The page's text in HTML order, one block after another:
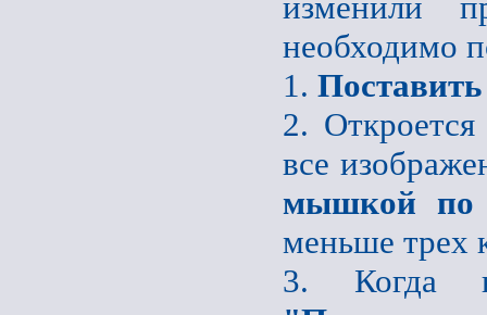
необходимо
1.
2.
все
мышкой по
меньше трех
3. Когда